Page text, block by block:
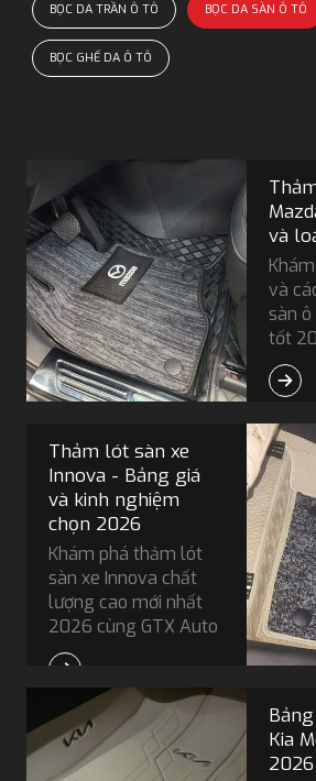
BỌC DA TRẦN Ô TÔ BỌC DA SÀN Ô TÔ
BỌC GHẾ DA Ô TÔ
và
và
sàn
tốt
Auto
sang
tư vấn!
Thảm lót sàn xe
Innova - Bảng giá
và kinh nghiệm
chọn 2026
Khám phá thảm lót
sàn xe Innova chất
lượng cao mới nhất
2026 cùng GTX Auto
Care - vừa vặn, chống
thất. Xem ngay để
chọn mẫu phù hợp!
Kia
2026